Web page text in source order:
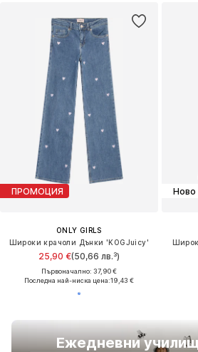
ПРОМОЦИЯ
ONLY GIRLS
Широки крачоли Дънки 'KOGJuicy'
25,90 €(50,66 лв.³)
Първоначално: 37,90 €
Последна най-ниска цена:19,43 €
Ежедневни
Ново